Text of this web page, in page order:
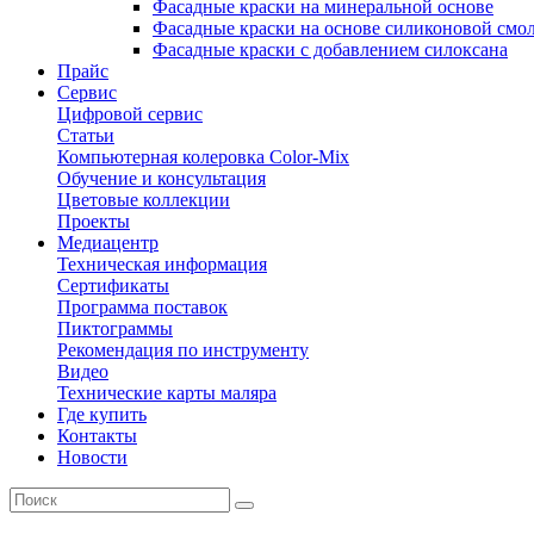
Фасадные краски на минеральной основе
Фасадные краски на основе силиконовой
Фасадные краски с добавлением силоксана
Прайс
Сервис
Цифровой сервис
Статьи
Компьютерная колеровка Color-Mix
Обучение и консультация
Цветовые коллекции
Проекты
Медиацентр
Техническая информация
Сертификаты
Программа поставок
Пиктограммы
Рекомендация по инструменту
Видео
Технические карты маляра
Где купить
Контакты
Новости